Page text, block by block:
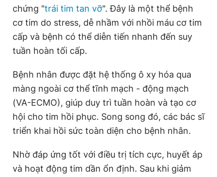
chứng "trái tim tan vỡ". Đây là một thể bệnh
cơ tim do stress, dễ nhầm với nhồi máu cơ tim
cấp và bệnh có thể diễn tiến nhanh đến suy
tuần hoàn tối cấp.
Bệnh nhân được đặt hệ thống ô xy hóa qua
màng ngoài cơ thể tĩnh mạch - động mạch
(VA-ECMO), giúp duy trì tuần hoàn và tạo cơ
hội cho tim hồi phục. Song song đó, các bác sĩ
triển khai hồi sức toàn diện cho bệnh nhân.
Nhờ đáp ứng tốt với điều trị tích cực, huyết áp
và hoạt động tim dần ổn định. Sau khi giảm